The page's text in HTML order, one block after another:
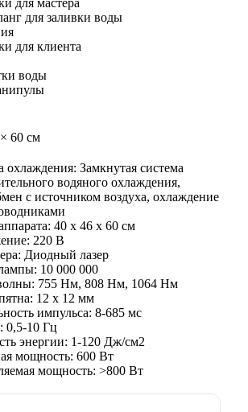
для заливки воды
для клиента
воды
60 см
охлаждения: Замкнутая система
водяного охлаждения,
с источником воздуха, охлаждение
40 х 46 х 60 см
220 В
Диодный лазер
10 000 000
755 Нм, 808 Нм, 1064 Нм
12 х 12 мм
импульса: 8-685 мс
0,5-10 Гц
энергии: 1-120 Дж/см2
мощность: 600 Вт
мощность: >800 Вт